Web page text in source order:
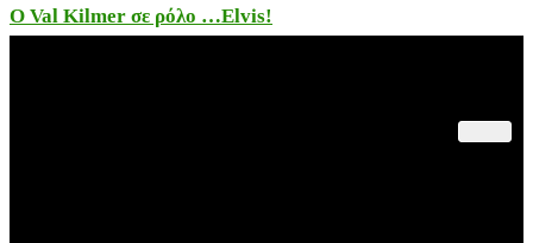
Ο Val Kilmer σε ρόλο …Elvis!